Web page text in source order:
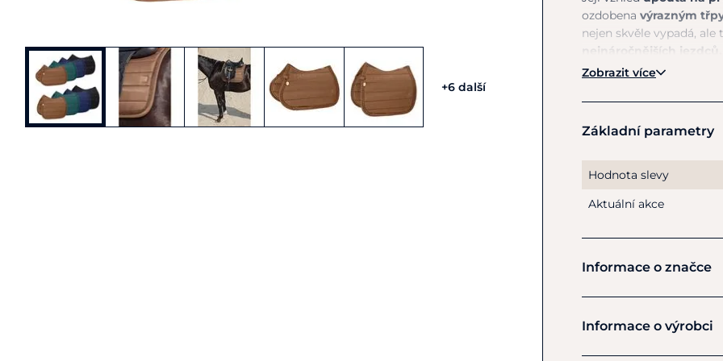
+6 další
ozdobena výrazným
nejen skvěle vypadá, ale
nejnáročnějších jezdců,
odvádí vlhkost od koně,
Zobrazit více
Základní parametry
Hodnota slevy
Aktuální akce
Informace o značce
Eskadron
Informace o výrobci